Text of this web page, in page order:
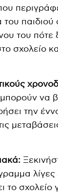
του παιδιού
του πότε
σχολείο
να
την
το σχολείο